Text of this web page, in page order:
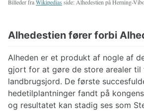
Billeder fraWikipedias side: Alhedestien på Herning-
Alhedestien fører forbi
Alheden er et produkt af nogle af
gjort for at gøre de store arealer til
landbrugsjord. De første
hedetilplantninger fandt på
og resultatet kan stadig ses som